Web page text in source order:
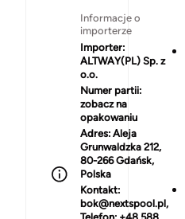
Informacje o
importerze
Importer:
ALTWAY(PL) Sp. z
o.o.
Numer partii:
zobacz na
opakowaniu
Adres: Aleja
Grunwaldzka 212,
80-266 Gdańsk,
Polska
Kontakt:
bok@nextspool.pl,